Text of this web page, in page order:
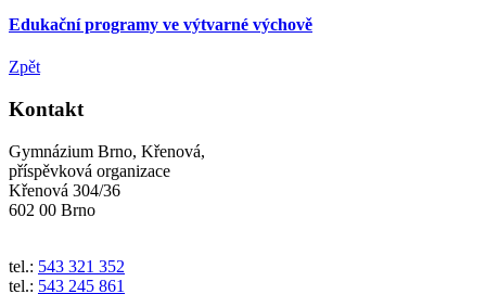
Edukační programy ve výtvarné výchově
Zpět
Kontakt
Gymnázium Brno, Křenová,
příspěvková organizace
Křenová 304/36
602 00 Brno
tel.: 543 321 352
tel.: 543 245 861